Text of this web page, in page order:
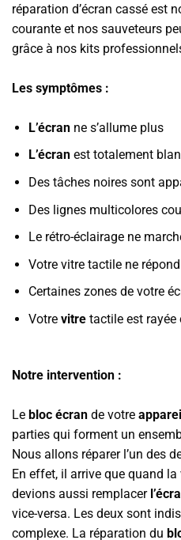
réparation d’écran cassé est
courante et nos sauveteurs
grâce à nos kits
Les symptômes :
L’écranne s’allume plus
L’écranest totalement
Des tâches noires sont
Des lignes multicolores
Le rétro-éclairage ne
Votre vitre tactile ne
Certaines zones de votre
Votre vitretactile est rayée
Notre intervention :
Le bloc écran de votre
parties qui forment un
Nous allons réparer l’un des
En effet, il arrive que quand
devions aussi remplacer
vice-versa. Les deux sont
complexe. La réparation du